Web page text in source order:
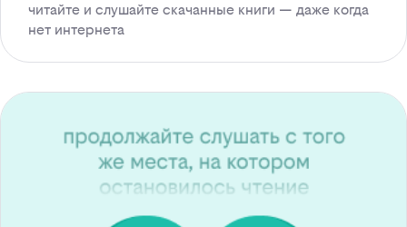
читайте и слушайте скачанные книги — даже когда
нет интернета